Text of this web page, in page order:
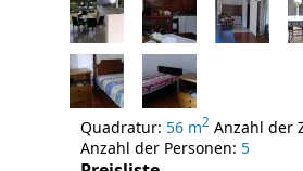
Quadratur: 56 m2 Anzahl der
Anzahl der Personen: 5